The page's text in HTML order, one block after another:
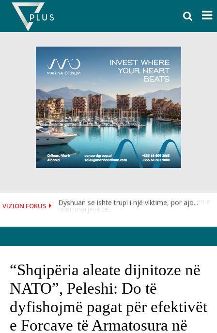
Skip
content
VIZION FOKUS Dyshuan se ishte trupi i një viktime, por ajo...
“Shqipëria aleate dijnitoze në
NATO”, Peleshi: Do të
dyfishojmë pagat për efektivët
e Forcave të Armatosura në